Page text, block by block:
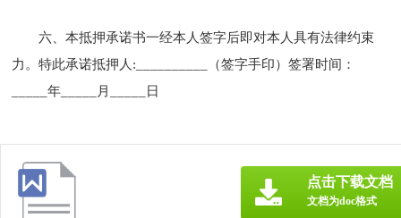
六、本抵押承诺书一经本人签字后即对本人具有法律约束
力。特此承诺抵押人:__________（签字手印）签署时间：
_____年_____月_____日
点击下载文档
文档为doc格式